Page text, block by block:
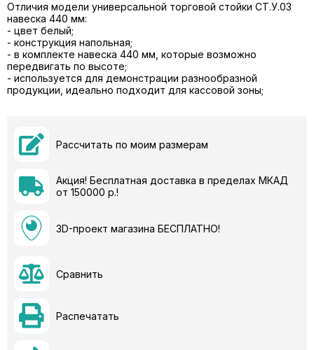
Отличия модели универсальной торговой стойки СТ.У.03
навеска 440 мм:
- цвет белый;
- конструкция напольная;
- в комплекте навеска 440 мм, которые возможно
передвигать по высоте;
- используется для демонстрации разнообразной
продукции, идеально подходит для кассовой зоны;
Рассчитать по моим размерам
Акция! Бесплатная доставка в пределах МКАД
от 150000 р.!
3D-проект магазина БЕСПЛАТНО!
Сравнить
Распечатать